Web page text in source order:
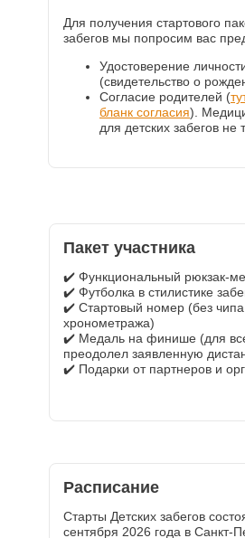
Для получения стартового
забегов мы попросим вас
Удостоверение
(свидетельство о
Согласие родителей (
бланк согласия).
для детских забегов не
✔️ Функциональный рюкзак-
✔️ Футболка в стилистике
✔️ Стартовый номер (без
хронометража)
✔️ Медаль на финише (для
преодолел заявленную
✔️ Подарки от партнеров и
Пакет участника
Старты Детских забегов
сентября 2026 года в Санкт-
Расписание